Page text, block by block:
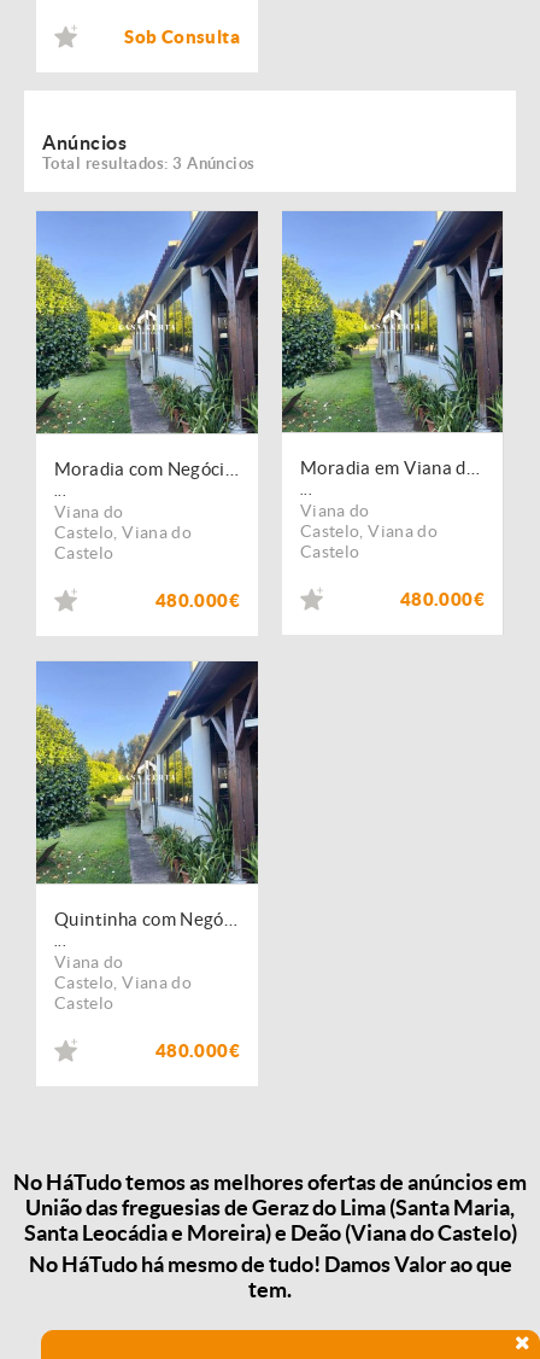
Sob Consulta
Anúncios
Total resultados: 3 Anúncios
Viana do
Castelo ,Viana do
Castelo
480.000€
Viana do
Castelo ,Viana do
Castelo
480.000€
Viana do
Castelo ,Viana do
Castelo
480.000€
No HáTudo temos as melhores ofertas de anúncios em
União das freguesias de Geraz do Lima (Santa Maria,
Santa Leocádia e Moreira) e Deão (Viana do Castelo)
No HáTudo há mesmo de tudo! Damos Valor ao que
tem.